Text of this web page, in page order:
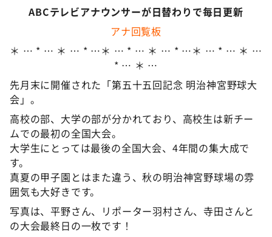
ザキ山小屋本館
アナ回覧板
ABCテレビアナウンサーが日替わりで毎日更新
アナ回覧板
＊ … * … ＊ … * …＊ … * … ＊ … * …＊ … * … ＊ …
* … ＊ …
先月末に開催された「第五十五回記念 明治神宮野球大
会」。
高校の部、大学の部が分かれており、高校生は新チー
ムでの最初の全国大会。
大学生にとっては最後の全国大会、4年間の集大成で
す。
真夏の甲子園とはまた違う、秋の明治神宮野球場の雰
囲気も大好きです。
写真は、平野さん、リポーター羽村さん、寺田さんと
の大会最終日の一枚です！